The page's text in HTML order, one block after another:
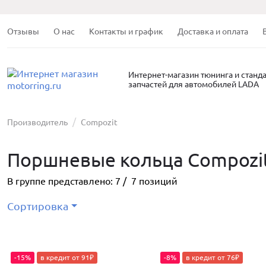
Отзывы О нас Контакты и график Доставка и оплата
Интернет-магазин тюнинга и
запчастей для автомобилей LADA
Производитель Compozit
Поршневые кольца
В группе представлено: 7 / 7 позиций
Сортировка
-15% в кредит от 91₽ -8% в кредит от 76₽